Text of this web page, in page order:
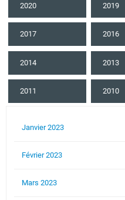
2020 2019
2017 2016
2014 2013
2011 2010
Janvier 2023
Février 2023
Mars 2023